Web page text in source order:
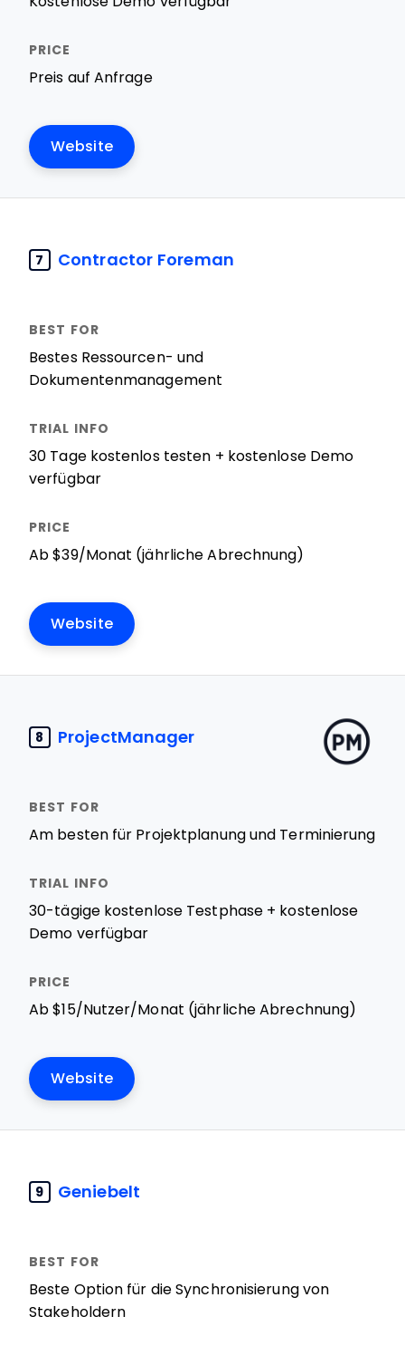
Preis auf Anfrage
Website
7 Contractor Foreman
Bestes Ressourcen- und
Dokumentenmanagement
30 Tage kostenlos testen + kostenlose Demo
verfügbar
Ab $39/Monat (jährliche Abrechnung)
Website
8 ProjectManager
Am besten für Projektplanung und Terminierung
30-tägige kostenlose Testphase + kostenlose
Demo verfügbar
Ab $15/Nutzer/Monat (jährliche Abrechnung)
Website
9 Geniebelt
Beste Option für die Synchronisierung von
Stakeholdern